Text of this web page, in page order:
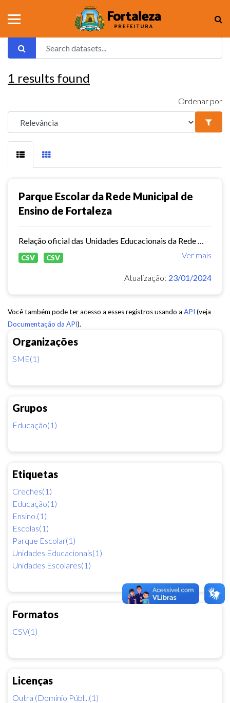
Organizações
SME(1)
Grupos
Educação(1)
Etiquetas
Creches(1)
Educação(1)
Ensino.(1)
Escolas(1)
Parque Escolar(1)
Unidades Educacionais(1)
Unidades Escolares(1)
Formatos
CSV(1)
Licenças
Outra (Domínio Públ...(1)
1 results found
Ordenar por
Parque Escolar da Rede Municipal de
Ensino de Fortaleza
Ver mais
CSV CSV
Atualização: 23/01/2024
Você também pode ter acesso a esses registros usando a API (veja
Documentação da API).